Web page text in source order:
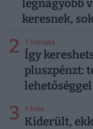
legnagyobb
keresnek,
2 1 hónapja
Így
pluszpénzt:
lehetőséggel
3 1 hete
Kiderült,